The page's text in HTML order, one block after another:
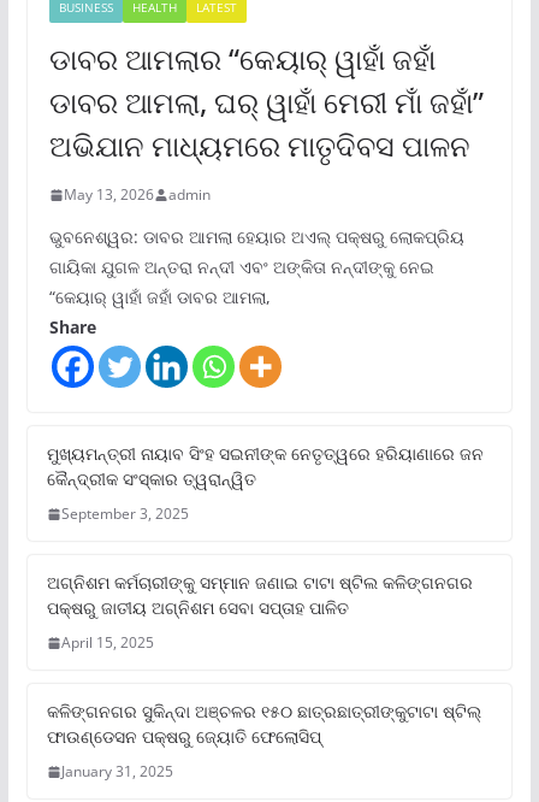
BUSINESS HEALTH LATEST
ଡାବର ଆମଲାର “କେୟାର୍ ୱାହାଁ ଜହାଁ
ଡାବର ଆମଲା, ଘର୍ ୱାହାଁ ମେରୀ ମାଁ ଜହାଁ”
ଅଭିଯାନ ମାଧ୍ୟମରେ ମାତୃଦିବସ ପାଳନ
May 13, 2026 admin
ଭୁବନେଶ୍ୱର: ଡାବର ଆମଲା ହେୟାର ଅଏଲ୍ ପକ୍ଷରୁ ଲୋକପ୍ରିୟ
ଗାୟିକା ଯୁଗଳ ଅନ୍ତରା ନନ୍ଦୀ ଏବଂ ଅଙ୍କିତା ନନ୍ଦୀଙ୍କୁ ନେଇ
“କେୟାର୍ ୱାହାଁ ଜହାଁ ଡାବର ଆମଲା,
Share
ମୁଖ୍ୟମନ୍ତ୍ରୀ ନାୟାବ ସିଂହ ସଇନୀଙ୍କ ନେତୃତ୍ୱରେ ହରିୟାଣାରେ ଜନ
କୈନ୍ଦ୍ରୀକ ସଂସ୍କାର ତ୍ୱରାନ୍ୱିତ
September 3, 2025
ଅଗ୍ନିଶମ କର୍ମଚାରୀଙ୍କୁ ସମ୍ମାନ ଜଣାଇ ଟାଟା ଷ୍ଟିଲ କଳିଙ୍ଗନଗର
ପକ୍ଷରୁ ଜାତୀୟ ଅଗ୍ନିଶମ ସେବା ସପ୍ତାହ ପାଳିତ
April 15, 2025
କଳିଙ୍ଗନଗର ସୁକିନ୍ଦା ଅଞ୍ଚଳର ୧୫୦ ଛାତ୍ରଛାତ୍ରୀଙ୍କୁଟାଟା ଷ୍ଟିଲ୍
ଫାଉଣ୍ଡେସନ ପକ୍ଷରୁ ଜ୍ୟୋତି ଫେଲୋସିପ୍‌
January 31, 2025